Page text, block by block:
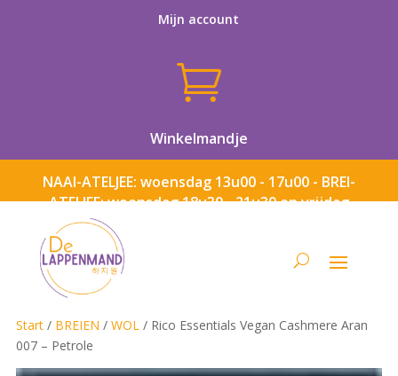
Mijn account

Winkelmandje
NAAI-ATELJEE: woensdag 13u00 - 17u00 - BREI-
ATELJEE: woensdag 18u30 - 21u30 en vrijdag
Start/ BREIEN / WOL / Rico Essentials Vegan Cashmere Aran
007 – Petrole